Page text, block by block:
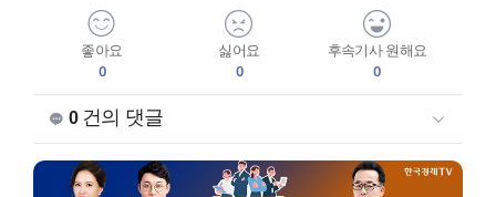
좋아요
0
싫어요
0
후속기사 원해요
0
0건의 댓글